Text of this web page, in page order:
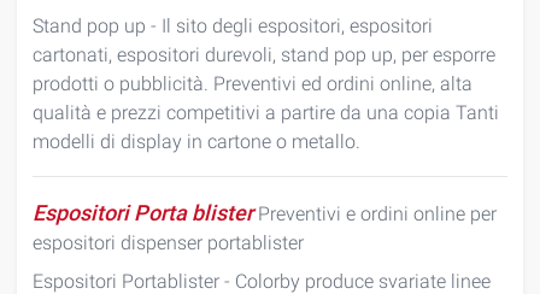
Stand pop up - Il sito degli espositori, espositori
cartonati, espositori durevoli, stand pop up, per esporre
prodotti o pubblicità. Preventivi ed ordini online, alta
qualità e prezzi competitivi a partire da una copia Tanti
modelli di display in cartone o metallo.
Espositori Porta blisterPreventivi e ordini online per
espositori dispenser portablister
Espositori Portablister - Colorby produce svariate linee